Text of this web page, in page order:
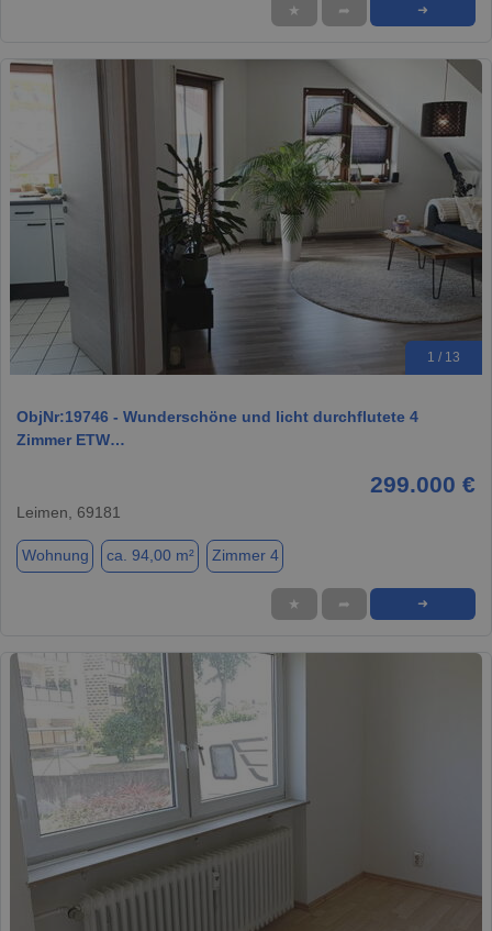
★ ➦ ➜
1 / 13
ObjNr:19746 - Wunderschöne und licht durchflutete 4
Zimmer ETW…
299.000 €
Leimen, 69181
Wohnung ca. 94,00 m² Zimmer 4
★ ➦ ➜